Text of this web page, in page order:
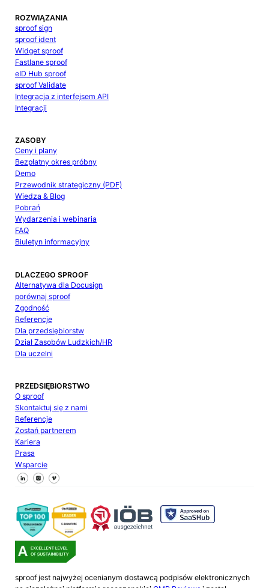
ROZWIĄZANIA
sproof sign
sproof ident
Widget sproof
Fastlane sproof
eID Hub sproof
sproof Validate
Integracja z interfejsem API
Integracji
ZASOBY
Ceny i plany
Bezpłatny okres próbny
Demo
Przewodnik strategiczny (PDF)
Wiedza & Blog
Pobrań
Wydarzenia i webinaria
FAQ
Biuletyn informacyjny
DLACZEGO SPROOF
Alternatywa dla Docusign
porównaj sproof
Zgodność
Referencje
Dla przedsiębiorstw
Dział Zasobów Ludzkich/HR
Dla uczelni
PRZEDSIĘBIORSTWO
O sproof
Skontaktuj się z nami
Referencje
Zostań partnerem
Kariera
Prasa
Wsparcie
Śledź nas na Facebooku
Śledź nas na X
Śledź nas na LinkedIn
sproof jest najwyżej ocenianym dostawcą podpisów elektronicznych